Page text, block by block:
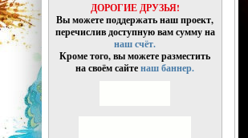
ДОРОГИЕ ДРУЗЬЯ!
Вы можете поддержать наш проект,
перечислив доступную вам сумму на
наш счёт.
Кроме того, вы можете разместить
на своём сайтенаш баннер.